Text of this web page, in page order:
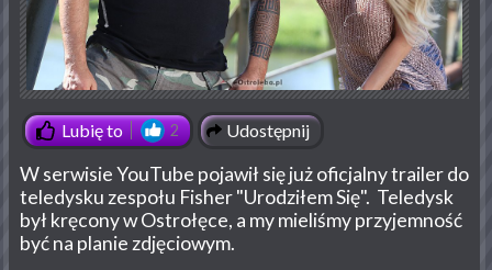
Lubię to 2 Udostępnij
W serwisie YouTube pojawił się już oficjalny trailer do
teledysku zespołu Fisher "Urodziłem Się". Teledysk
był kręcony w Ostrołęce, a my mieliśmy przyjemność
być na planie zdjęciowym.